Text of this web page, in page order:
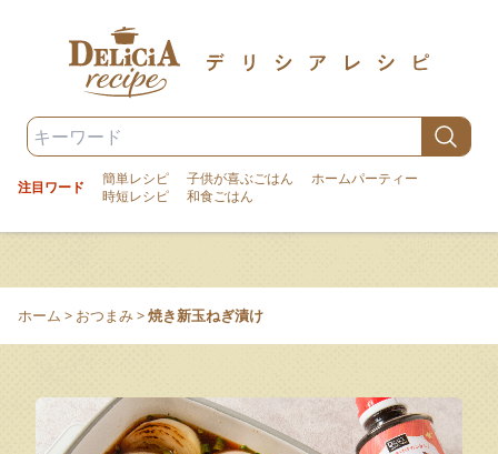
注目ワード 簡単レシピ 子供が喜ぶごはん
ホームパーティー
時短レシピ
和食ごはん
ホーム > おつまみ>焼き新玉ねぎ漬け